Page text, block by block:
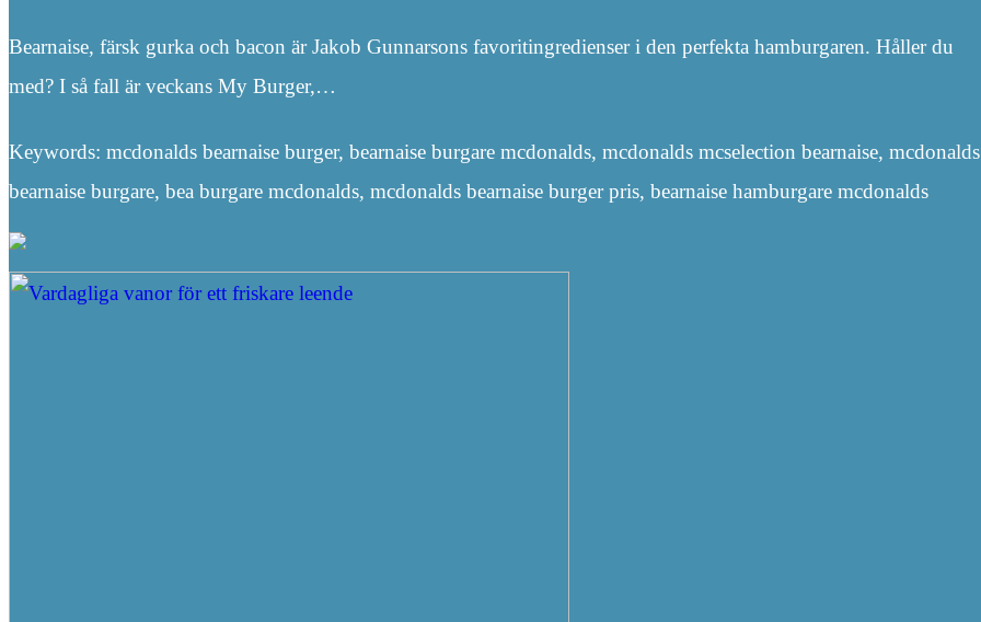
Bearnaise, färsk gurka och bacon är Jakob Gunnarsons favoritingredienser i den perfekta hamburgaren. Håller du
med? I så fall är veckans My Burger,…
Keywords: mcdonalds bearnaise burger, bearnaise burgare mcdonalds, mcdonalds mcselection bearnaise, mcdonalds
bearnaise burgare, bea burgare mcdonalds, mcdonalds bearnaise burger pris, bearnaise hamburgare mcdonalds